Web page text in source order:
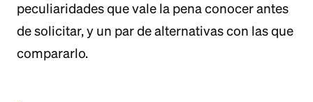
peculiaridades que vale la pena conocer antes
de solicitar, y un par de alternativas con las que
compararlo.